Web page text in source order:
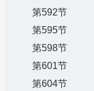
第592节
第595节
第598节
第601节
第604节